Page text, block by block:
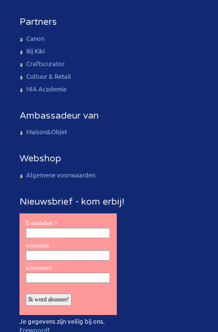
Partners
Canon
Bij Kiki
Craftscurator
Cultuur & Retail
NIA Academie
Ambassadeur van
Maison&Objet
Webshop
Algemene voorwaarden
Nieuwsbrief - kom erbij!
Je gegevens zijn veilig bij ons.
Erewoord!